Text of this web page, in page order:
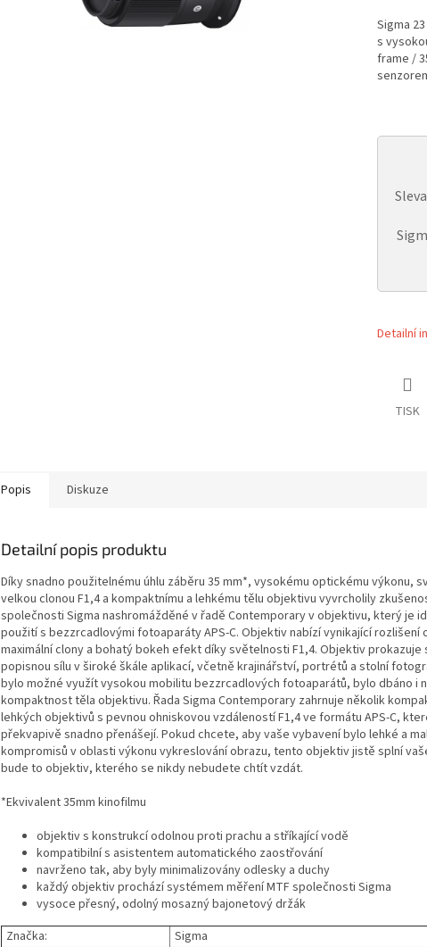
Sigma
s
frame /
Detailní
TISK
Popis Diskuze
Detailní popis produktu
Díky snadno použitelnému úhlu záběru 35 mm*, vysokému optickému výkonu,
velkou clonou F1,4 a kompaktnímu a lehkému tělu objektivu vyvrcholily
společnosti Sigma nashromážděné v řadě Contemporary v objektivu, který je
použití s ​​bezzrcadlovými fotoaparáty APS-C. Objektiv nabízí vynikající rozlišení
maximální clony a bohatý bokeh efekt díky světelnosti F1,4. Objektiv prokazuje
popisnou sílu v široké škále aplikací, včetně krajinářství, portrétů a stolní
bylo možné využít vysokou mobilitu bezzrcadlových fotoaparátů, bylo dbáno i
kompaktnost těla objektivu. Řada Sigma Contemporary zahrnuje několik
lehkých objektivů s pevnou ohniskovou vzdáleností F1,4 ve formátu APS-C,
překvapivě snadno přenášejí. Pokud chcete, aby vaše vybavení bylo lehké a
kompromisů v oblasti výkonu vykreslování obrazu, tento objektiv jistě splní
bude to objektiv, kterého se nikdy nebudete chtít vzdát.
*Ekvivalent 35mm kinofilmu
objektiv s konstrukcí odolnou proti prachu a stříkající vodě
kompatibilní s asistentem automatického zaostřování
navrženo tak, aby byly minimalizovány odlesky a duchy
každý objektiv prochází systémem měření MTF společnosti Sigma
vysoce přesný, odolný mosazný bajonetový držák
Značka:
Sigma